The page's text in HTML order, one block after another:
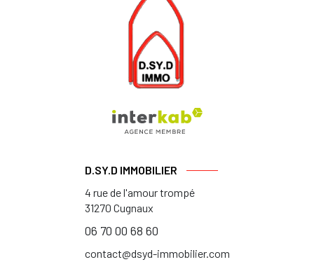
D.SY.D IMMOBILIER
4 rue de l'amour trompé
31270 Cugnaux
06 70 00 68 60
contact@dsyd-immobilier.com